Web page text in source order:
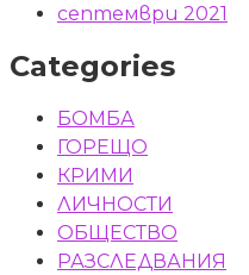
септември 2021
Categories
БОМБА
ГОРЕЩО
КРИМИ
ЛИЧНОСТИ
ОБЩЕСТВО
РАЗСЛЕДВАНИЯ